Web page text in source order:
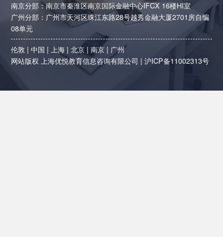
南京分部：南京市秦淮区南京国际金融中心IFCX 16楼HI室
广州分部：广州市天河区珠江东路28号越秀金融大厦2701房自编
08单元
伦敦 |中国 |上海 |北京 |南京 | 广州
网站版权 上海优悦教育信息咨询有限公司 |沪ICP备11002313号